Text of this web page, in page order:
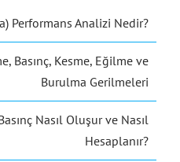
Performans Analizi Nedir?
Basınç, Kesme, Eğilme ve
Burulma Gerilmeleri
Nasıl Oluşur ve Nasıl
Hesaplanır?